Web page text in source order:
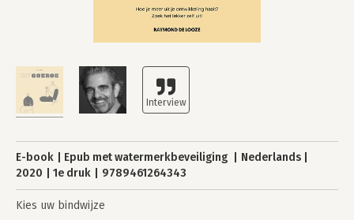
E-book Epub met watermerkbeveiliging
Nederlands
2020
1e druk 9789461264343
Kies uw bindwijze